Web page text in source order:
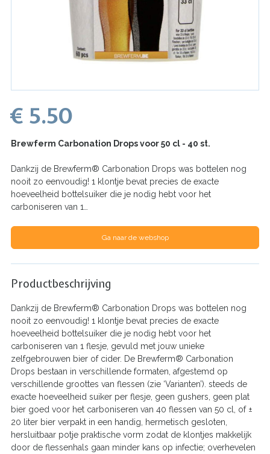
€ 5.50
Brewferm Carbonation Drops voor 50 cl - 40 st.
Dankzij de Brewferm® Carbonation Drops was bottelen nog
nooit zo eenvoudig! 1 klontje bevat precies de exacte
hoeveelheid bottelsuiker die je nodig hebt voor het
carboniseren van 1…
Ga naar de webshop
Productbeschrijving
Dankzij de Brewferm® Carbonation Drops was bottelen nog
nooit zo eenvoudig! 1 klontje bevat precies de exacte
hoeveelheid bottelsuiker die je nodig hebt voor het
carboniseren van 1 flesje, gevuld met jouw unieke
zelfgebrouwen bier of cider. De Brewferm® Carbonation
Drops bestaan in verschillende formaten, afgestemd op
verschillende groottes van flessen (zie ‘Varianten’). steeds de
exacte hoeveelheid suiker per flesje, geen gushers, geen plat
bier goed voor het carboniseren van 40 flessen van 50 cl, of ±
20 liter bier verpakt in een handig, hermetisch gesloten,
hersluitbaar potje praktische vorm zodat de klontjes makkelijk
door de flessenhals gaan minder kans op infectie; overhevelen